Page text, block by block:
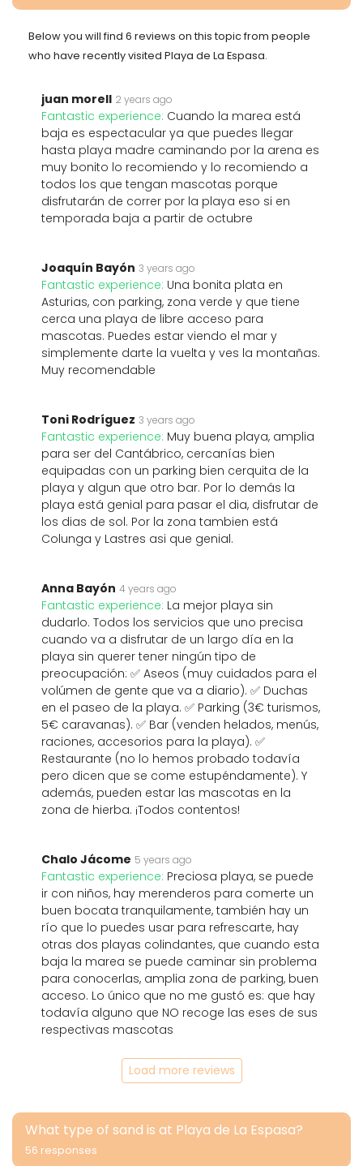
Below you will find 6 reviews on this topic from people
who have recently visited Playa de La Espasa.
juan morell 2 years ago
Fantastic experience: Cuando la marea está
baja es espectacular ya que puedes llegar
hasta playa madre caminando por la arena es
muy bonito lo recomiendo y lo recomiendo a
todos los que tengan mascotas porque
disfrutarán de correr por la playa eso si en
temporada baja a partir de octubre
Joaquín Bayón 3 years ago
Fantastic experience: Una bonita plata en
Asturias, con parking, zona verde y que tiene
cerca una playa de libre acceso para
mascotas. Puedes estar viendo el mar y
simplemente darte la vuelta y ves la montañas.
Muy recomendable
Toni Rodríguez 3 years ago
Fantastic experience: Muy buena playa, amplia
para ser del Cantábrico, cercanías bien
equipadas con un parking bien cerquita de la
playa y algun que otro bar. Por lo demás la
playa está genial para pasar el dia, disfrutar de
los dias de sol. Por la zona tambien está
Colunga y Lastres asi que genial.
Anna Bayón 4 years ago
Fantastic experience: La mejor playa sin
dudarlo. Todos los servicios que uno precisa
cuando va a disfrutar de un largo día en la
playa sin querer tener ningún tipo de
preocupación: ✅ Aseos (muy cuidados para el
volúmen de gente que va a diario). ✅ Duchas
en el paseo de la playa. ✅ Parking (3€ turismos,
5€ caravanas). ✅ Bar (venden helados, menús,
raciones, accesorios para la playa). ✅
Restaurante (no lo hemos probado todavía
pero dicen que se come estupéndamente). Y
además, pueden estar las mascotas en la
zona de hierba. ¡Todos contentos!
Chalo Jácome 5 years ago
Fantastic experience: Preciosa playa, se puede
ir con niños, hay merenderos para comerte un
buen bocata tranquilamente, también hay un
río que lo puedes usar para refrescarte, hay
otras dos playas colindantes, que cuando esta
baja la marea se puede caminar sin problema
para conocerlas, amplia zona de parking, buen
acceso. Lo único que no me gustó es: que hay
todavía alguno que NO recoge las eses de sus
respectivas mascotas
Load more reviews
What type of sand is at Playa de La Espasa?
56 responses